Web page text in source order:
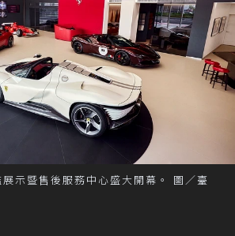
示暨售後服務中心盛大開幕。 圖／臺